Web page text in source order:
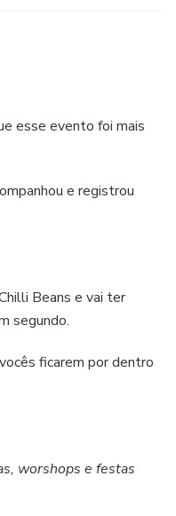
esse evento foi mais
e registrou
Beans e vai ter
segundo.
ficarem por dentro
worshops e festas